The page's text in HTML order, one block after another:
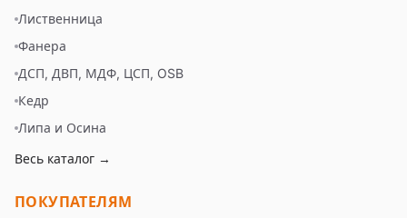
Лиственница
Фанера
ДСП, ДВП, МДФ, ЦСП, OSB
Кедр
Липа и Осина
Весь каталог →
ПОКУПАТЕЛЯМ